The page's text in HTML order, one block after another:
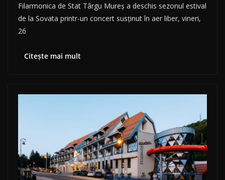
Filarmonica de Stat Târgu Mureș a deschis sezonul estival
de la Sovata printr-un concert susținut în aer liber, vineri,
26
Citește mai mult